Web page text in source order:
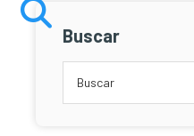
Buscar